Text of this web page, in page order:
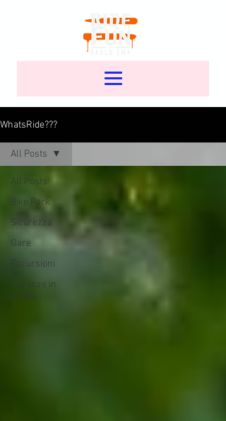
WhatsRide???
All Posts
Bike Park
Sicurezza
Gare
Escursioni
Vacanze in
E-Bike
All Posts